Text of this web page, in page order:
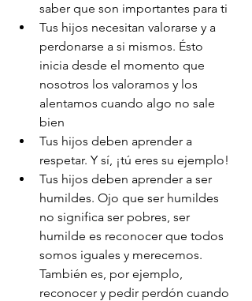
saber que son importantes para ti
Tus hijos necesitan valorarse y a
perdonarse a si mismos. Ésto
inicia desde el momento que
nosotros los valoramos y los
alentamos cuando algo no sale
bien
Tus hijos deben aprender a
respetar. Y sí, ¡tú eres su ejemplo!
Tus hijos deben aprender a ser
humildes. Ojo que ser humildes
no significa ser pobres, ser
humilde es reconocer que todos
somos iguales y merecemos.
También es, por ejemplo,
reconocer y pedir perdón cuando